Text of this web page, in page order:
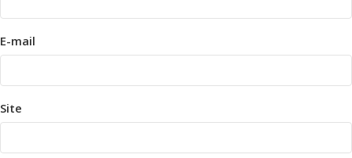
E-mail
Site